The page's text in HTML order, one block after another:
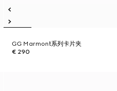
GG Marmont系列卡片夹
€ 290